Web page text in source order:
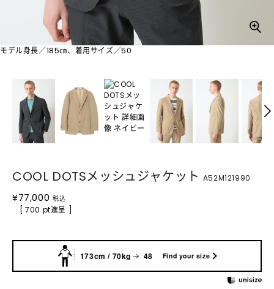
モデル身長／185㎝、着用サイズ／50
COOL DOTSメッシュジャケット A52M121990
¥77,000 税込
[ 700 pt進呈 ]
173cm / 70kg 48 Find your size